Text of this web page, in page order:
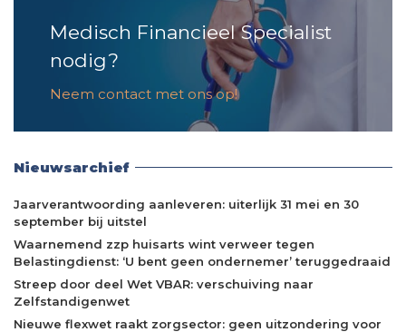
Medisch Financieel Specialist
nodig?
Neem contact met ons op!
Nieuwsarchief
Jaarverantwoording aanleveren: uiterlijk 31 mei en 30
september bij uitstel
Waarnemend zzp huisarts wint verweer tegen
Belastingdienst: ‘U bent geen ondernemer’ teruggedraaid
Streep door deel Wet VBAR: verschuiving naar
Zelfstandigenwet
Nieuwe flexwet raakt zorgsector: geen uitzondering voor